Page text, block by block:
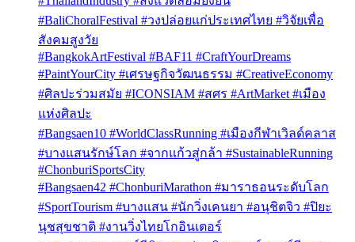
#BaliChoralFestival #วงปล่อยแก่ประเทศไทย #วิจัยเพื่อ
สังคมสูงวัย
#BangkokArtFestival #BAF11 #CraftYourDreams
#PaintYourCity #เศรษฐกิจวัฒนธรรม #CreativeEconomy
#ศิลปะร่วมสมัย #ICONSIAM #สศร #ArtMarket #เมือง
แห่งศิลปะ
#Bangsaen10 #WorldClassRunning #เมืองกีฬาเวิลด์คลาส
#บางแสนรักษ์โลก #จากแก้วสู่กล้า #SustainableRunning
#ChonburiSportsCity
#Bangsaen42 #ChonburiMarathon #มาราธอนระดับโลก
#SportTourism #บางแสน #นักวิ่งเคนยา #อนุชิตจิว #ปิยะ
นุชสุขชาติ #งานวิ่งไทยโกอินเตอร์